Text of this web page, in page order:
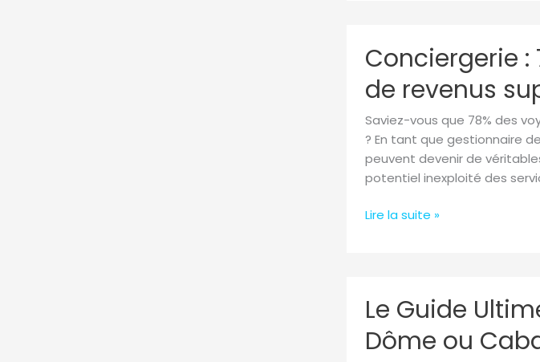
Travail
Conciergerie :
de revenus
Saviez-vous que 78% des
? En tant que gestionnaire
peuvent devenir de
potentiel inexploité des
:
7
stratégies
générer
jusqu’à
30%
de
revenus
Lire la suite »
Le Guide
Dôme ou
Guide
Ultime
pour